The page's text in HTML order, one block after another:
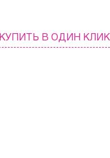
КУПИТЬ В ОДИН КЛИК